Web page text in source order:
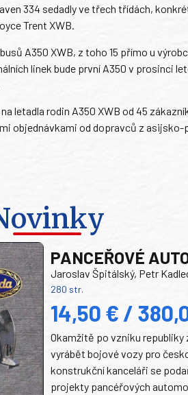
334 sedadly ve třech třídách,
Trent XWB.
A350 XWB, z toho 15 přímo u
linek bude první A350 v prosinci
letadla rodin A350 XWB od 45
objednávkami od dopravců z
PANCEŘOVÉ
Jaroslav Špitálský, Petr
280 str.
14,50 € /
Okamžitě po vzniku republiky
vyrábět bojové vozy pro
konstrukční kanceláři se
projekty pancéřových